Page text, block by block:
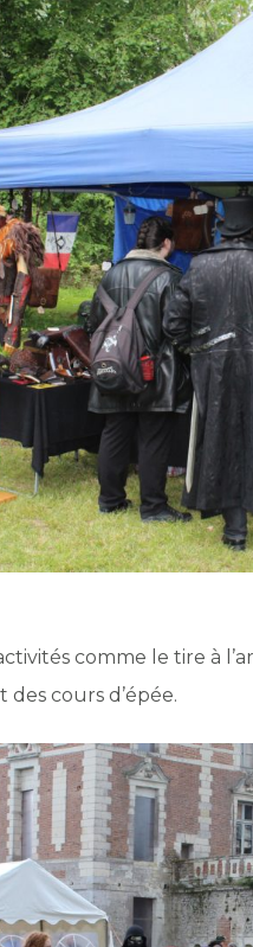
comme le tire à
cours d’épée.